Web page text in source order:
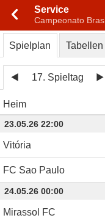
Service
Campeonato
Spielplan Tabellen
17. Spieltag
Heim
23.05.26 22:00
Vitória
FC Sao Paulo
24.05.26 00:00
Mirassol FC